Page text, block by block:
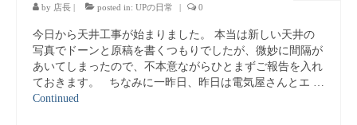
by 店長 | posted in: UPの日常 | 0
今日から天井工事が始まりました。 本当は新しい天井の
写真でドーンと原稿を書くつもりでしたが、微妙に間隔が
あいてしまったので、不本意ながらひとまずご報告を入れ
ておきます。 ちなみに一昨日、昨日は電気屋さんとエ …
Continued